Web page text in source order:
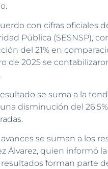
con cifras oficiales
Pública (SESNSP),
del 21% en
de 2025 se
se suma a la
disminución del
avances se suman a los
Álvarez, quien informó
resultados forman parte